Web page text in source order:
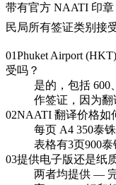
带有官方 NAATI 印
民局所有签证类别接受
01Phuket Airport
受吗？
是的，包括 600
作签证，因为翻
02NAATI 翻译价格如
每页 A4 350泰
表格有3页900泰
03提供电子版还是纸
两者均提供 —